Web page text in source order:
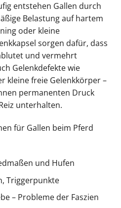
entstehen Gallen durch
Belastung auf hartem
oder kleine
sorgen dafür, dass
und vermehrt
Gelenkdefekte wie
kleine freie Gelenkkörper –
permanenten Druck
unterhalten.
für Gallen beim Pferd
und Hufen
Triggerpunkte
– Probleme der Faszien